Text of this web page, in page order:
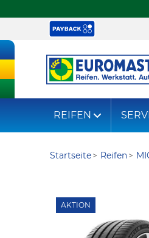
REIFEN
Startseite Reifen
AKTION